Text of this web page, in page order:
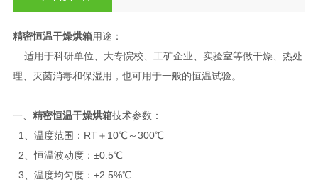
精密恒温干燥烘箱用途：
适用于科研单位、大专院校、工矿企业、实验室等做干燥、热处
理、灭菌消毒和保湿用，也可用于一般的恒温试验。
一、 精密恒温干燥烘箱技术参数：
1、温度范围：RT＋10℃～300℃
2、恒温波动度：±0.5℃
3、温度均匀度：±2.5%℃